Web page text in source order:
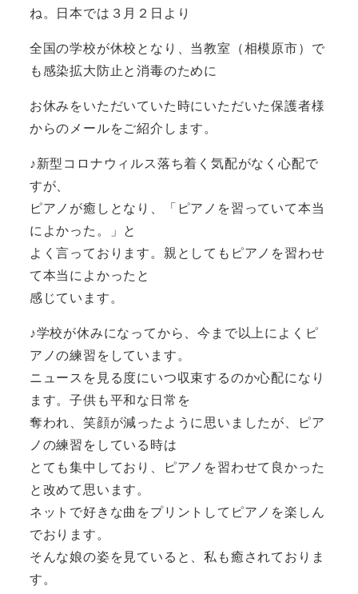
ね。日本では３月２日より
全国の学校が休校となり、当教室（相模原市）で
も感染拡大防止と消毒のために
お休みをいただいていた時にいただいた保護者様
からのメールをご紹介します。
♪新型コロナウィルス落ち着く気配がなく心配で
すが、
ピアノが癒しとなり、「ピアノを習っていて本当
によかった。」と
よく言っております。親としてもピアノを習わせ
て本当によかったと
感じています。
♪学校が休みになってから、今まで以上によくピ
アノの練習をしています。
ニュースを見る度にいつ収束するのか心配になり
ます。子供も平和な日常を
奪われ、笑顔が減ったように思いましたが、ピア
ノの練習をしている時は
とても集中しており、ピアノを習わせて良かった
と改めて思います。
ネットで好きな曲をプリントしてピアノを楽しん
でおります。
そんな娘の姿を見ていると、私も癒されておりま
す。